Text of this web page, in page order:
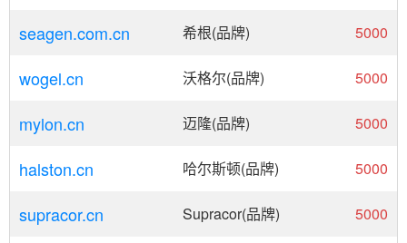
seagen.com.cn 希根(品牌) 5000
wogel.cn 沃格尔(品牌) 5000
mylon.cn 迈隆(品牌) 5000
halston.cn 哈尔斯顿(品牌) 5000
supracor.cn Supracor(品牌) 5000